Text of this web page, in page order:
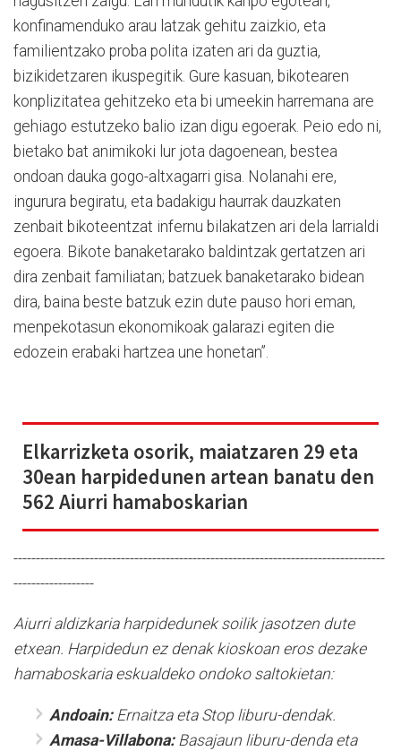
konfinamenduko arau latzak gehitu zaizkio, eta
familientzako proba polita izaten ari da guztia,
bizikidetzaren ikuspegitik. Gure kasuan, bikotearen
konplizitatea gehitzeko eta bi umeekin harremana are
gehiago estutzeko balio izan digu egoerak. Peio edo ni,
bietako bat animikoki lur jota dagoenean, bestea
ondoan dauka gogo-altxagarri gisa. Nolanahi ere,
ingurura begiratu, eta badakigu haurrak dauzkaten
zenbait bikoteentzat infernu bilakatzen ari dela larrialdi
egoera. Bikote banaketarako baldintzak gertatzen ari
dira zenbait familiatan; batzuek banaketarako bidean
dira, baina beste batzuk ezin dute pauso hori eman,
menpekotasun ekonomikoak galarazi egiten die
edozein erabaki hartzea une honetan”.
Elkarrizketa osorik, maiatzaren 29 eta
30ean harpidedunen artean banatu den
562 Aiurri hamaboskarian
-----------------------------------------------------------------------------------
------------------
Aiurri aldizkaria harpidedunek soilik jasotzen dute
etxean. Harpidedun ez denak kioskoan eros dezake
hamaboskaria eskualdeko ondoko saltokietan:
Andoain: Ernaitza eta Stop liburu-dendak.
Amasa-Villabona:Basajaun liburu-denda eta